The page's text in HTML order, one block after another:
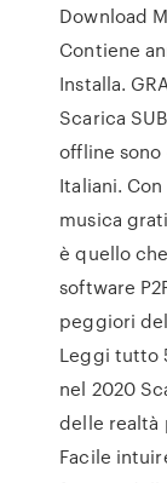
Download
Contiene
Installa.
Scarica
offline
Italiani.
musica
è quello
software
peggiori
Leggi tutto
nel 2020
delle realtà
Facile